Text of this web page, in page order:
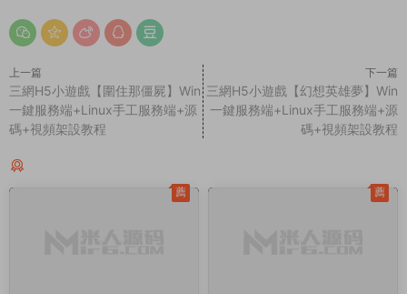
上一篇
三網H5小遊戲【圍住那僵屍】Win
一鍵服務端+Linux手工服務端+源
碼+視頻架設教程
下一篇
三網H5小遊戲【幻想英雄夢】Win
一鍵服務端+Linux手工服務端+源
碼+視頻架設教程
薦 薦